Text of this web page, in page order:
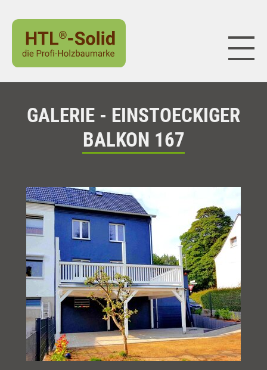
GALERIE - EINSTOECKIGER
BALKON 167